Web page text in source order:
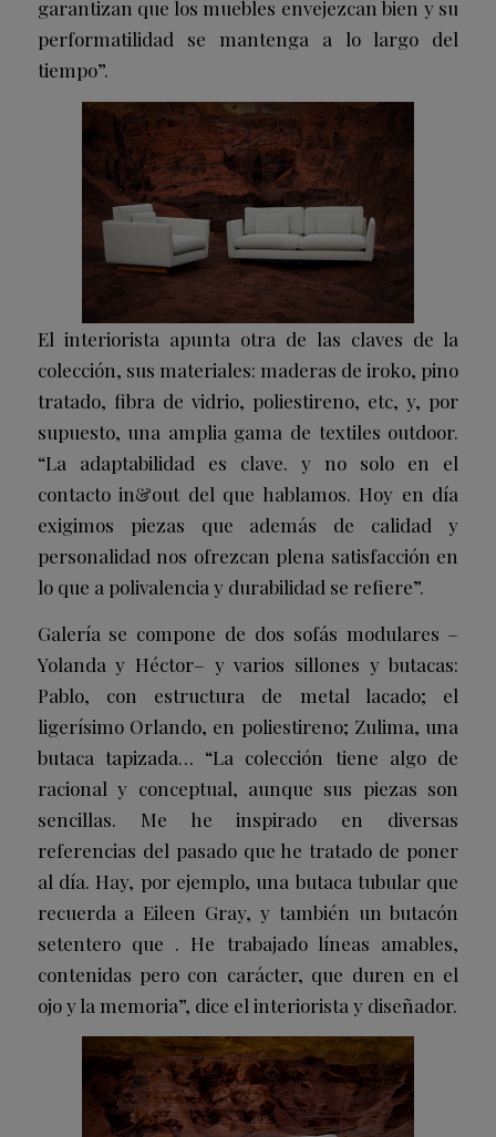
garantizan que los muebles envejezcan bien y su
performatilidad se mantenga a lo largo del
tiempo”.
El interiorista apunta otra de las claves de la
colección, sus materiales: maderas de iroko, pino
tratado, fibra de vidrio, poliestireno, etc, y, por
supuesto, una amplia gama de textiles outdoor.
“La adaptabilidad es clave. y no solo en el
contacto in&out del que hablamos. Hoy en día
exigimos piezas que además de calidad y
personalidad nos ofrezcan plena satisfacción en
lo que a polivalencia y durabilidad se refiere”.
Galería se compone de dos sofás modulares –
Yolanda y Héctor– y varios sillones y butacas:
Pablo, con estructura de metal lacado; el
ligerísimo Orlando, en poliestireno; Zulima, una
butaca tapizada… “La colección tiene algo de
racional y conceptual, aunque sus piezas son
sencillas. Me he inspirado en diversas
referencias del pasado que he tratado de poner
al día. Hay, por ejemplo, una butaca tubular que
recuerda a Eileen Gray, y también un butacón
setentero que . He trabajado líneas amables,
contenidas pero con carácter, que duren en el
ojo y la memoria”, dice el interiorista y diseñador.